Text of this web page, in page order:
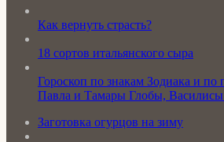
Как вернуть страсть?
18 сортов итальянского сыра
Гороскоп по знакам Зодиака и по
Павла и Тамары Глобы,
Заготовка огурцов на зиму